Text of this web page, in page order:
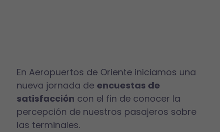
En Aeropuertos de Oriente iniciamos una
nueva jornada de encuestas de
satisfacción con el fin de conocer la
percepción de nuestros pasajeros sobre
las terminales.